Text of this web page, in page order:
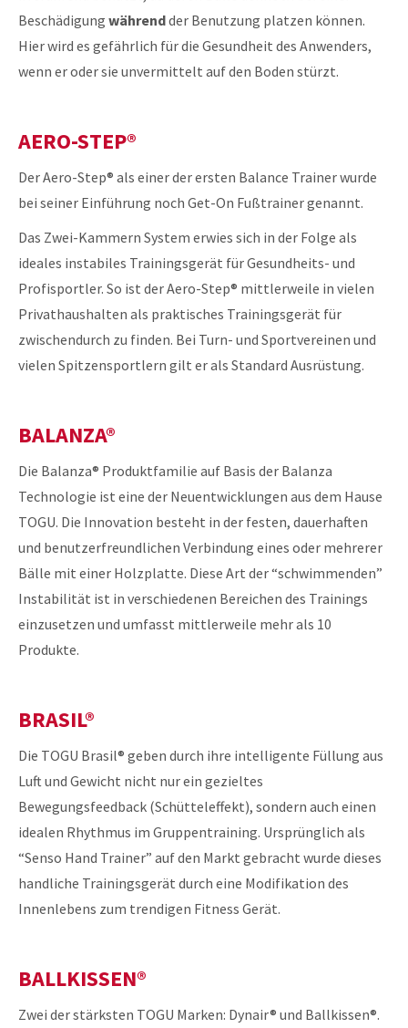
Beschädigung währendder Benutzung platzen können.
Hier wird es gefährlich für die Gesundheit des Anwenders,
wenn er oder sie unvermittelt auf den Boden stürzt.
AERO-STEP®
Der Aero-Step® als einer der ersten Balance Trainer wurde
bei seiner Einführung noch Get-On Fußtrainer genannt.
Das Zwei-Kammern System erwies sich in der Folge als
ideales instabiles Trainingsgerät für Gesundheits- und
Profisportler. So ist der Aero-Step® mittlerweile in vielen
Privathaushalten als praktisches Trainingsgerät für
zwischendurch zu finden. Bei Turn- und Sportvereinen und
vielen Spitzensportlern gilt er als Standard Ausrüstung.
BALANZA®
Die Balanza® Produktfamilie auf Basis der Balanza
Technologie ist eine der Neuentwicklungen aus dem Hause
TOGU. Die Innovation besteht in der festen, dauerhaften
und benutzerfreundlichen Verbindung eines oder mehrerer
Bälle mit einer Holzplatte. Diese Art der “schwimmenden”
Instabilität ist in verschiedenen Bereichen des Trainings
einzusetzen und umfasst mittlerweile mehr als 10
Produkte.
BRASIL®
Die TOGU Brasil® geben durch ihre intelligente Füllung aus
Luft und Gewicht nicht nur ein gezieltes
Bewegungsfeedback (Schütteleffekt), sondern auch einen
idealen Rhythmus im Gruppentraining. Ursprünglich als
“Senso Hand Trainer” auf den Markt gebracht wurde dieses
handliche Trainingsgerät durch eine Modifikation des
Innenlebens zum trendigen Fitness Gerät.
BALLKISSEN®
Zwei der stärksten TOGU Marken: Dynair® und Ballkissen®.